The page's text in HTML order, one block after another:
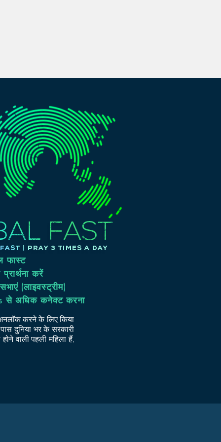
फास्ट
करें
(लाइवस्ट्रीम)
से अधिक कनेक्ट करना
अनलॉक करने के लिए किया
दुनिया भर के सरकारी
वाली पहली महिला हैं,